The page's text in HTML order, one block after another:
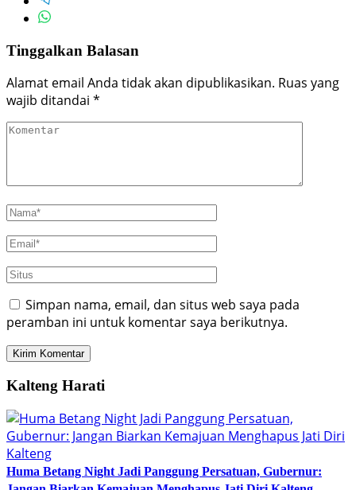
Tinggalkan Balasan
Alamat email Anda tidak akan dipublikasikan. Ruas yang
wajib ditandai *
Simpan nama, email, dan situs web saya pada
peramban ini untuk komentar saya berikutnya.
Kalteng Harati
Huma Betang Night Jadi Panggung Persatuan, Gubernur: